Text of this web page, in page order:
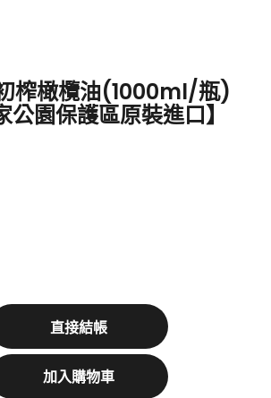
榨橄欖油(1000ml/瓶)
公園保護區原裝進口】
直接結帳
加入購物車